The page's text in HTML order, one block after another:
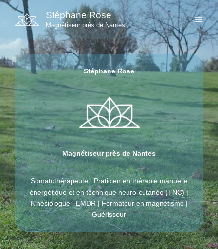
Aller
contenu
Stéphane Rose
Magnétiseur près de Nantes
Stéphane Rose
Magnétiseur près de Nantes
Somatothérapeute | Praticien en thérapie manuelle
énergétique et en technique neuro-cutanée (TNC) |
Kinésiologue | EMDR | Formateur en magnétisme |
Guérisseur